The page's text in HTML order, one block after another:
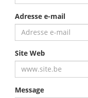
Adresse e-mail
Site Web
Message